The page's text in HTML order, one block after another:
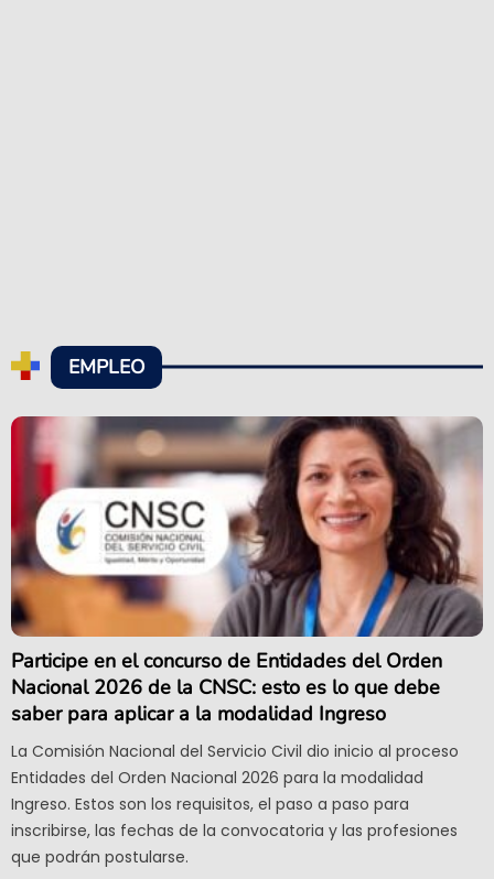
EMPLEO
Participe en el concurso de Entidades del Orden
Nacional 2026 de la CNSC: esto es lo que debe
saber para aplicar a la modalidad Ingreso
La Comisión Nacional del Servicio Civil dio inicio al proceso
Entidades del Orden Nacional 2026 para la modalidad
Ingreso. Estos son los requisitos, el paso a paso para
inscribirse, las fechas de la convocatoria y las profesiones
que podrán postularse.